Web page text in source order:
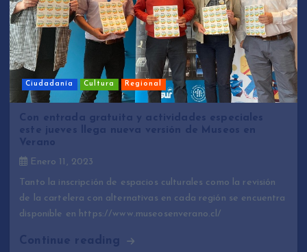
Ciudadanía Cultura Regional
Con entrada gratuita y actividades especiales
este jueves llega nueva versión de Museos en
Verano
Enero 11, 2023
Tanto la inscripción de espacios culturales como la revisión
de la cartelera con alternativas en cada región se encuentra
disponible en https://www.museosenverano.cl/
Continue reading